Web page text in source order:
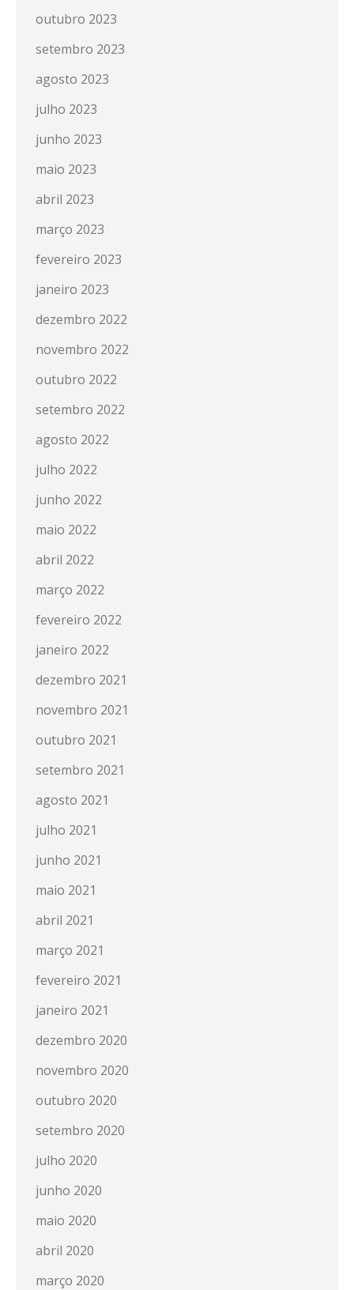
outubro 2023
setembro 2023
agosto 2023
julho 2023
junho 2023
maio 2023
abril 2023
março 2023
fevereiro 2023
janeiro 2023
dezembro 2022
novembro 2022
outubro 2022
setembro 2022
agosto 2022
julho 2022
junho 2022
maio 2022
abril 2022
março 2022
fevereiro 2022
janeiro 2022
dezembro 2021
novembro 2021
outubro 2021
setembro 2021
agosto 2021
julho 2021
junho 2021
maio 2021
abril 2021
março 2021
fevereiro 2021
janeiro 2021
dezembro 2020
novembro 2020
outubro 2020
setembro 2020
julho 2020
junho 2020
maio 2020
abril 2020
março 2020